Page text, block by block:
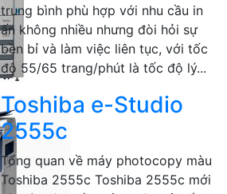
trung bình phù hợp với nhu cầu in
ấn không nhiều nhưng đòi hỏi sự
bền bỉ và làm việc liên tục, với tốc
độ 55/65 trang/phút là tốc độ lý...
Toshiba e-Studio
2555c
Tổng quan về máy photocopy màu
Toshiba 2555c Toshiba 2555c mới